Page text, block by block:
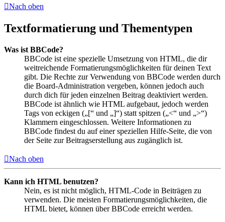
Nach oben
Textformatierung und Thementypen
Was ist BBCode?
BBCode ist eine spezielle Umsetzung von HTML, die dir
weitreichende Formatierungsmöglichkeiten für deinen Text
gibt. Die Rechte zur Verwendung von BBCode werden durch
die Board-Administration vergeben, können jedoch auch
durch dich für jeden einzelnen Beitrag deaktiviert werden.
BBCode ist ähnlich wie HTML aufgebaut, jedoch werden
Tags von eckigen („[“ und „]“) statt spitzen („<“ und „>“)
Klammern eingeschlossen. Weitere Informationen zu
BBCode findest du auf einer speziellen Hilfe-Seite, die von
der Seite zur Beitragserstellung aus zugänglich ist.
Nach oben
Kann ich HTML benutzen?
Nein, es ist nicht möglich, HTML-Code in Beiträgen zu
verwenden. Die meisten Formatierungsmöglichkeiten, die
HTML bietet, können über BBCode erreicht werden.